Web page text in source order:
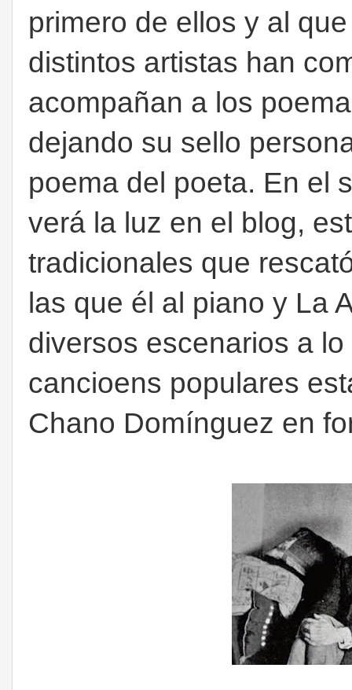
primero de ellos y al
distintos artistas han
acompañan a los
dejando su sello
poema del poeta. En el
verá la luz en el blog,
tradicionales que
las que él al piano y La
diversos escenarios a
cancioens populares
Chano Domínguez en